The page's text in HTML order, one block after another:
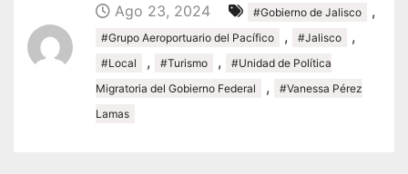
Ago 23, 2024 #Gobierno de Jalisco ,
#Grupo Aeroportuario del Pacífico , #Jalisco ,
#Local , #Turismo ,
#Unidad de Política
Migratoria del Gobierno Federal
,
#Vanessa Pérez
Lamas